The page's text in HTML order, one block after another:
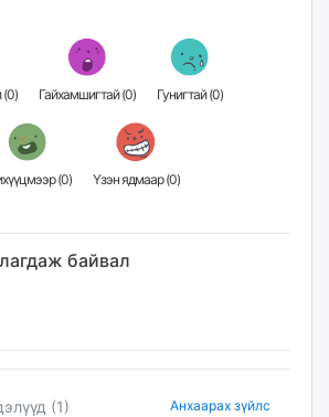
Хөгжилтэй (0) Гайхамшигтай (0) Гунигтай (0)
Жихүүцмээр (0) Үзэн ядмаар (0)
байвал
(1) Анхаарах зүйлс